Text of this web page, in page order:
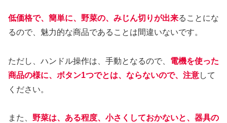
低価格で、簡単に、野菜の、みじん切りが出来ることにな
るので、魅力的な商品であることは間違いないです。
ただし、ハンドル操作は、手動となるので、 電機を使った
商品の様に、ボタン1つでとは、ならないので、注意して
ください。
また、 野菜は、ある程度、小さくしておかないと、器具の